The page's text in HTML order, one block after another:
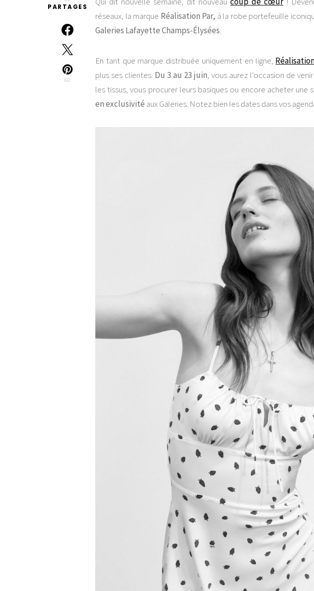
PARTAGES
60
réseaux, la marque Réalisation Par, à la robe portefeuille
Galeries Lafayette Champs-Élysées.
En tant que marque distribuée uniquement en ligne,
plus ses clientes. Du 3 au 23 juin, vous aurez l’occasion de venir
les tissus, vous procurer leurs basiques ou encore acheter une
en exclusivité aux Galeries. Notez bien les dates dans vos